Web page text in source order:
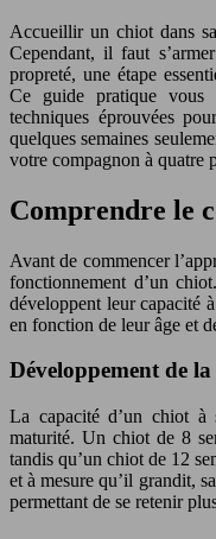
Accueillir un chiot dans
Cependant, il faut
propreté, une étape
Ce guide pratique vous
techniques éprouvées
quelques semaines
votre compagnon à quatre
Comprendre le
Avant de commencer
fonctionnement d’un
développent leur capacité
en fonction de leur âge et
Développement de la
La capacité d’un chiot à
maturité. Un chiot de 8
tandis qu’un chiot de 12
et à mesure qu’il grandit,
permettant de se retenir